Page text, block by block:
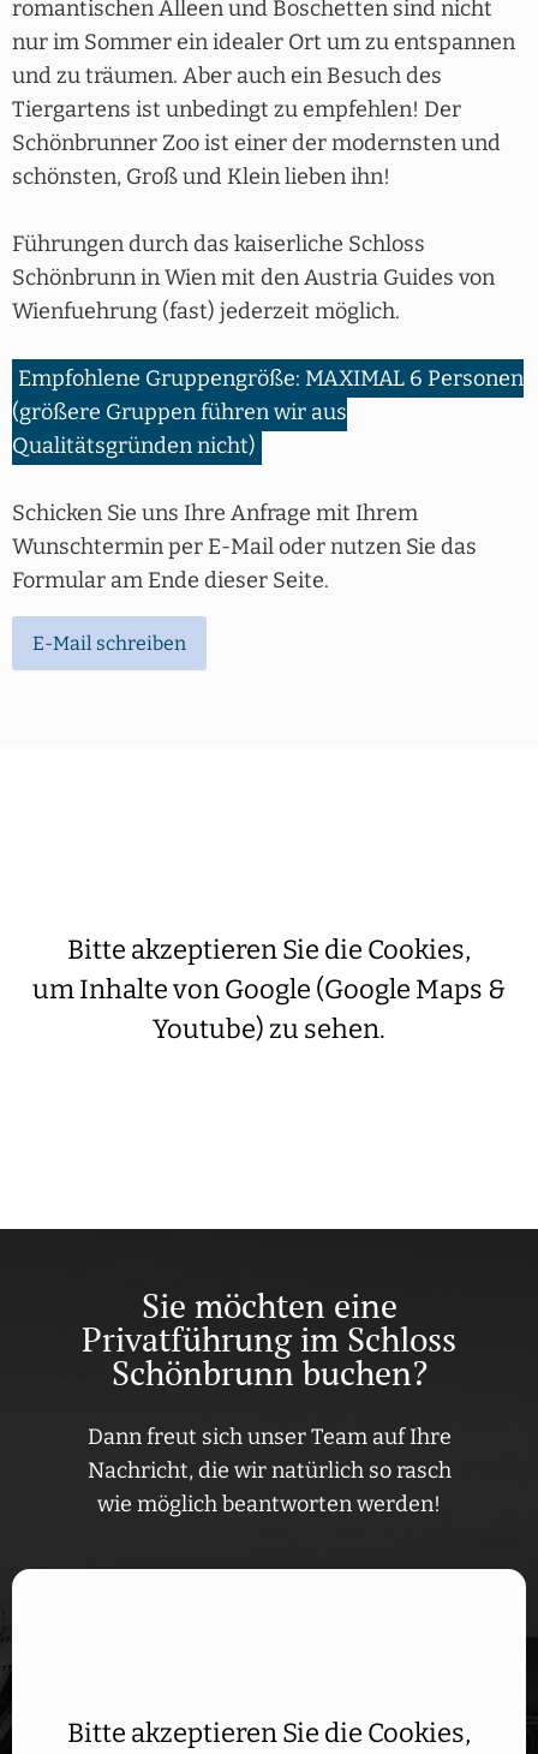
romantischen Alleen und Boschetten sind nicht
nur im Sommer ein idealer Ort um zu entspannen
und zu träumen. Aber auch ein Besuch des
Tiergartens ist unbedingt zu empfehlen! Der
Schönbrunner Zoo ist einer der modernsten und
schönsten, Groß und Klein lieben ihn!
Führungen durch das kaiserliche Schloss
Schönbrunn in Wien mit den Austria Guides von
Wienfuehrung (fast) jederzeit möglich.
Empfohlene Gruppengröße: MAXIMAL 6 Personen
(größere Gruppen führen wir aus
Qualitätsgründen nicht)
Schicken Sie uns Ihre Anfrage mit Ihrem
Wunschtermin per E-Mail oder nutzen Sie das
Formular am Ende dieser Seite.
E-Mail schreiben
Bitte akzeptieren Sie die Cookies,
um Inhalte von Google (Google Maps &
Youtube) zu sehen.
Sie möchten eine
Privatführung im Schloss
Schönbrunn buchen?
Dann freut sich unser Team auf Ihre
Nachricht, die wir natürlich so rasch
wie möglich beantworten werden!
Aufgrund Ihrer DSGVO Einstellungen wird dieser Inhalt
Bitte akzeptieren Sie die Cookies,